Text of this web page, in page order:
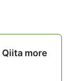
Qiita more